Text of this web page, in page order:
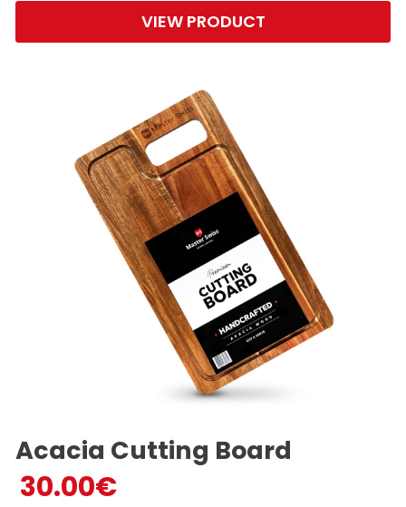
VIEW PRODUCT
Acacia Cutting Board
30.00€